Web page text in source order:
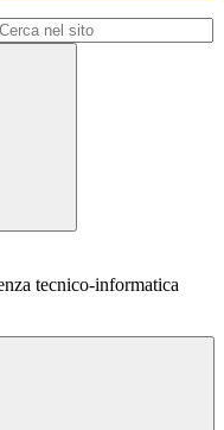
tecnico-informatica